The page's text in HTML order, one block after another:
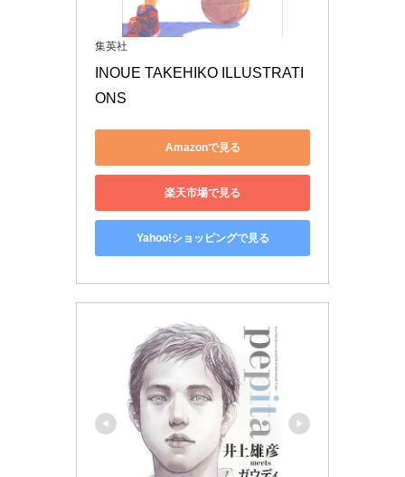
集英社
INOUE TAKEHIKO ILLUSTRATI
ONS
Amazonで見る
楽天市場で見る
Yahoo!ショッピングで見る